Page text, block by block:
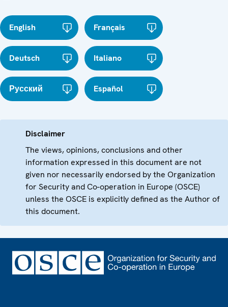
English Français
Deutsch Italiano
Русский Español
Disclaimer
The views, opinions, conclusions and other
information expressed in this document are not
given nor necessarily endorsed by the Organization
for Security and Co-operation in Europe (OSCE)
unless the OSCE is explicitly defined as the Author of
this document.